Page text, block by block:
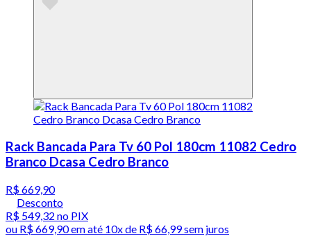
Rack Bancada Para Tv 60 Pol 180cm 11082 Cedro
Branco Dcasa Cedro Branco
R$ 669,90
Desconto
R$ 549,32 no PIX
ou R$ 669,90em até 10x de R$ 66,99 sem juros